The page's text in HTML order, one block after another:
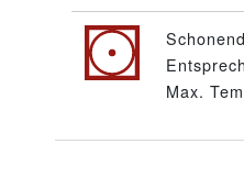
Max.